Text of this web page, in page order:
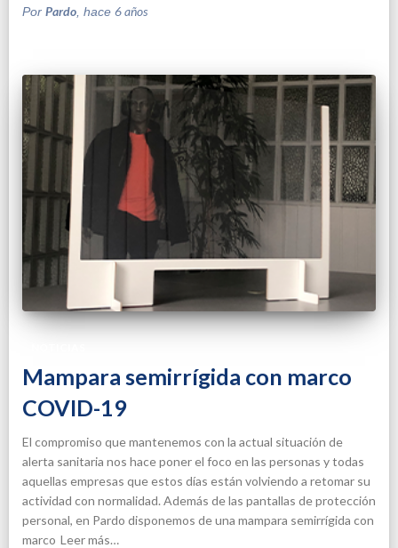
Por Pardo, hace 6 años
Mampara semirrígida con marco
COVID-19
El compromiso que mantenemos con la actual situación de
alerta sanitaria nos hace poner el foco en las personas y todas
aquellas empresas que estos días están volviendo a retomar su
actividad con normalidad. Además de las pantallas de protección
personal, en Pardo disponemos de una mampara semirrígida con
marco Leer más…